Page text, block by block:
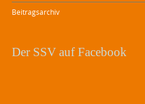
Beitragsarchiv
Der SSV auf Facebook